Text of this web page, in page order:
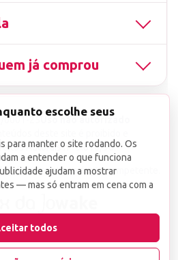
já comprou
25
deste site é proibido e
Autorais nº 9.610/98.
diretamente ao órgão competente.
escolhe seus
para manter o site rodando. Os
a entender o que funciona
ajudam a mostrar
— mas só entram em cena com a
todos